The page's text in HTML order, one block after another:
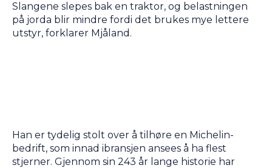
Slangene slepes bak en traktor, og belastningen
på jorda blir mindre fordi det brukes mye lettere
utstyr, forklarer Mjåland.
Han er tydelig stolt over å tilhøre en Michelin-
bedrift, som innad ibransjen ansees å ha flest
stjerner. Gjennom sin 243 år lange historie har